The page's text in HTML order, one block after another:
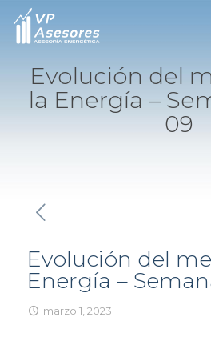
Evolución del
la Energía –
09
Evolución del
Energía –
marzo 1, 2023